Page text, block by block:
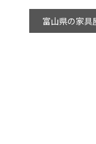
富山県の家具